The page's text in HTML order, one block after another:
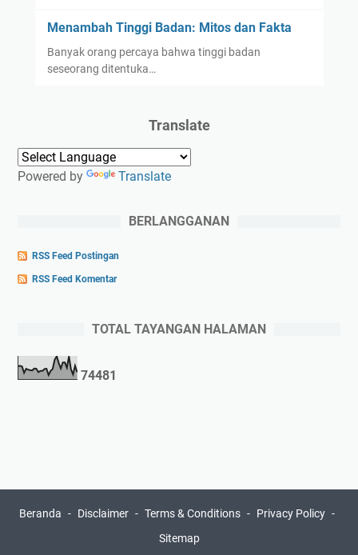
Menambah Tinggi Badan: Mitos dan Fakta
Banyak orang percaya bahwa tinggi badan
seseorang ditentuka…
Translate
Powered by Translate
BERLANGGANAN
RSS Feed Postingan
RSS Feed Komentar
TOTAL TAYANGAN HALAMAN
74481
Beranda Disclaimer Terms & Conditions
Privacy Policy
Sitemap